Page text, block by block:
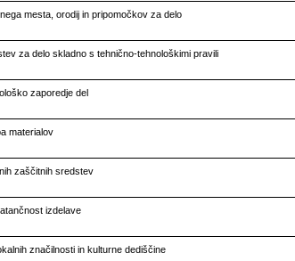
mesta, orodij in pripomočkov za delo
za delo skladno s tehnično-tehnološkimi pravili
zaporedje del
materialov
zaščitnih sredstev
izdelave
značilnosti in kulturne dediščine